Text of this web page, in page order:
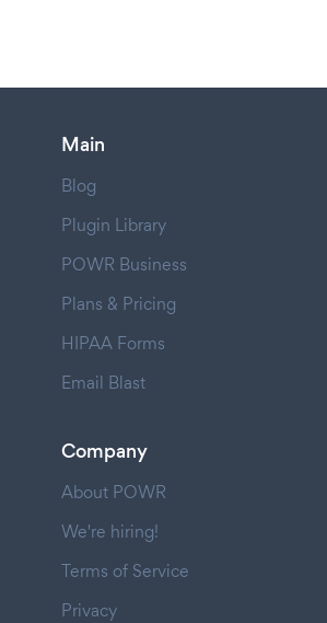
Main
Blog
Plugin Library
POWR Business
Plans & Pricing
HIPAA Forms
Email Blast
Company
About POWR
We're hiring!
Terms of Service
Privacy